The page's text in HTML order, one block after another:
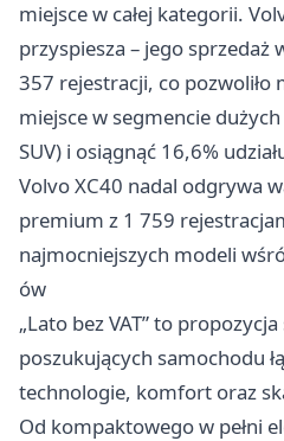
miejsce w całej kategorii.
przyspiesza – jego sprzedaż
357 rejestracji, co pozwoliło
miejsce w segmencie
SUV) i osiągnąć 16,6%
Volvo XC40 nadal odgrywa
premium z 1 759
najmocniejszych modeli
ów
„Lato bez VAT” to
poszukujących samochodu
technologie, komfort oraz
Od kompaktowego w pełni